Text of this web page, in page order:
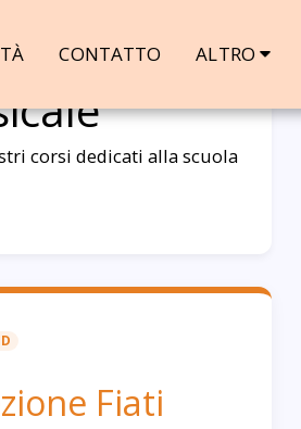
corsi dedicati alla scuola
Fiati
CONTATTO ALTRO